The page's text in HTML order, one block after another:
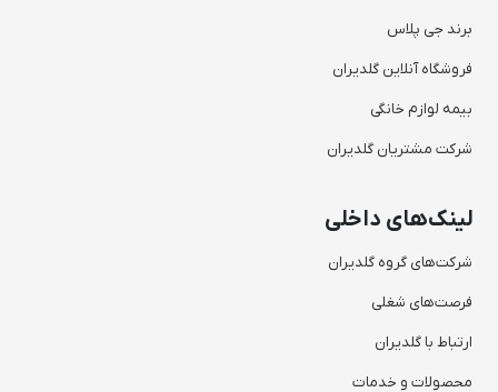
برند جی پلاس
فروشگاه آنلاین گلدیران
بیمه لوازم خانگی
شرکت مشتریان گلدیران
لینک‌های داخلی
شرکت‌های گروه گلدیران
فرصت‌های شغلی
ارتباط با گلدیران
محصولات و خدمات